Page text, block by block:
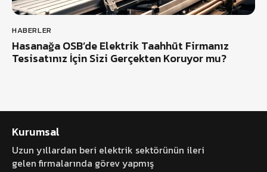
HABERLER
Hasanağa OSB’de Elektrik Taahhüt Firmanız
Tesisatınız İçin Sizi Gerçekten Koruyor mu?
Kurumsal
Uzun yıllardan beri elektrik sektörünün ileri
gelen firmalarında görev yapmış